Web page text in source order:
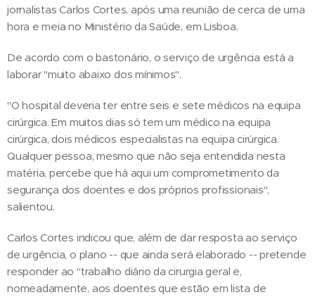
jornalistas Carlos Cortes, após uma reunião de cerca de uma
hora e meia no Ministério da Saúde, em Lisboa.
De acordo com o bastonário, o serviço de urgência está a
laborar "muito abaixo dos mínimos".
"O hospital deveria ter entre seis e sete médicos na equipa
cirúrgica. Em muitos dias só tem um médico na equipa
cirúrgica, dois médicos especialistas na equipa cirúrgica.
Qualquer pessoa, mesmo que não seja entendida nesta
matéria, percebe que há aqui um comprometimento da
segurança dos doentes e dos próprios profissionais",
salientou.
Carlos Cortes indicou que, além de dar resposta ao serviço
de urgência, o plano -- que ainda será elaborado -- pretende
responder ao "trabalho diário da cirurgia geral e,
nomeadamente, aos doentes que estão em lista de